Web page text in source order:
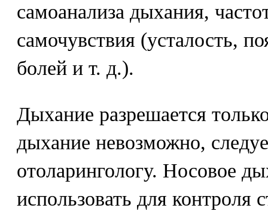
самоанализа дыхания,
самочувствия (усталость,
болей и т. д.).
Дыхание разрешается
дыхание невозможно,
отоларингологу. Носовое
использовать для контроля